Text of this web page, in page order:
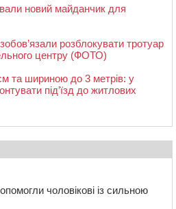
новий майданчик для
розблокувати тротуар
центру (ФОТО)
та шириною до 3 метрів: у
під’їзд до житлових
чоловікові із сильною